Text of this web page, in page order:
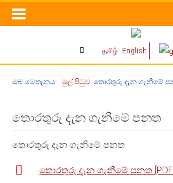
தமிழ் English
ඔබ මෙතැනය: මුල් පිටුව තොරතුරු දැන ගැනීමේ
තොරතුරු දැන ගැනීමේ පනත
තොරතුරු දැන ගැනීමේ පනත
තොරතුරු දැන ගැනීමේ පනත [PDF-